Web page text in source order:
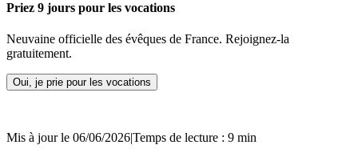
Priez 9 jours pour les vocations
Neuvaine officielle des évêques de France. Rejoignez-la
gratuitement.
Oui, je prie pour les vocations
Mis à jour le 06/06/2026|Temps de lecture : 9 min